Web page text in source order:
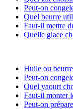
Peut-on
Quel beurre
Faut-il mettre
Quelle glace
Huile ou
Peut-on
Quel yaourt
Faut-il monter
Peut-on